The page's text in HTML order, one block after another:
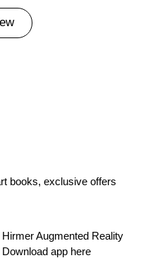
books, exclusive offers
Hirmer Augmented Reality
Download app here